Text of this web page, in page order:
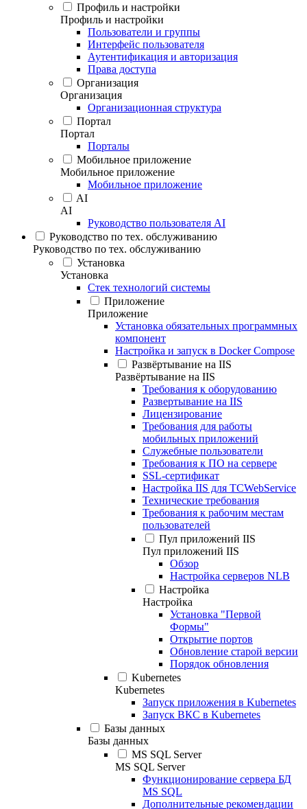
Профиль и настройки
Профиль и настройки
Пользователи и группы
Интерфейс пользователя
Аутентификация и авторизация
Права доступа
Организация
Организация
Организационная структура
Портал
Портал
Порталы
Мобильное приложение
Мобильное приложение
Мобильное приложение
AI
AI
Руководство пользователя AI
Руководство по тех. обслуживанию
Руководство по тех. обслуживанию
Установка
Установка
Стек технологий системы
Приложение
Приложение
Установка обязательных программных
компонент
Настройка и запуск в Docker Compose
Развёртывание на IIS
Развёртывание на IIS
Требования к оборудованию
Развертывание на IIS
Лицензирование
Требования для работы
мобильных приложений
Служебные пользователи
Требования к ПО на сервере
SSL-сертификат
Настройка IIS для TCWebService
Технические требования
Требования к рабочим местам
пользователей
Пул приложений IIS
Пул приложений IIS
Обзор
Настройка серверов NLB
Настройка
Настройка
Установка "Первой
Формы"
Открытие портов
Обновление старой версии
Порядок обновления
Kubernetes
Kubernetes
Запуск приложения в Kubernetes
Запуск ВКС в Kubernetes
Базы данных
Базы данных
MS SQL Server
MS SQL Server
Функционирование сервера БД
MS SQL
Дополнительные рекомендации